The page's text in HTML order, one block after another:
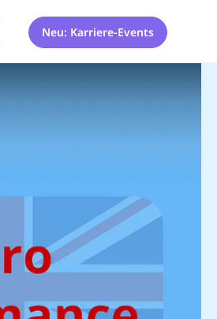
Neu: Karriere-Events